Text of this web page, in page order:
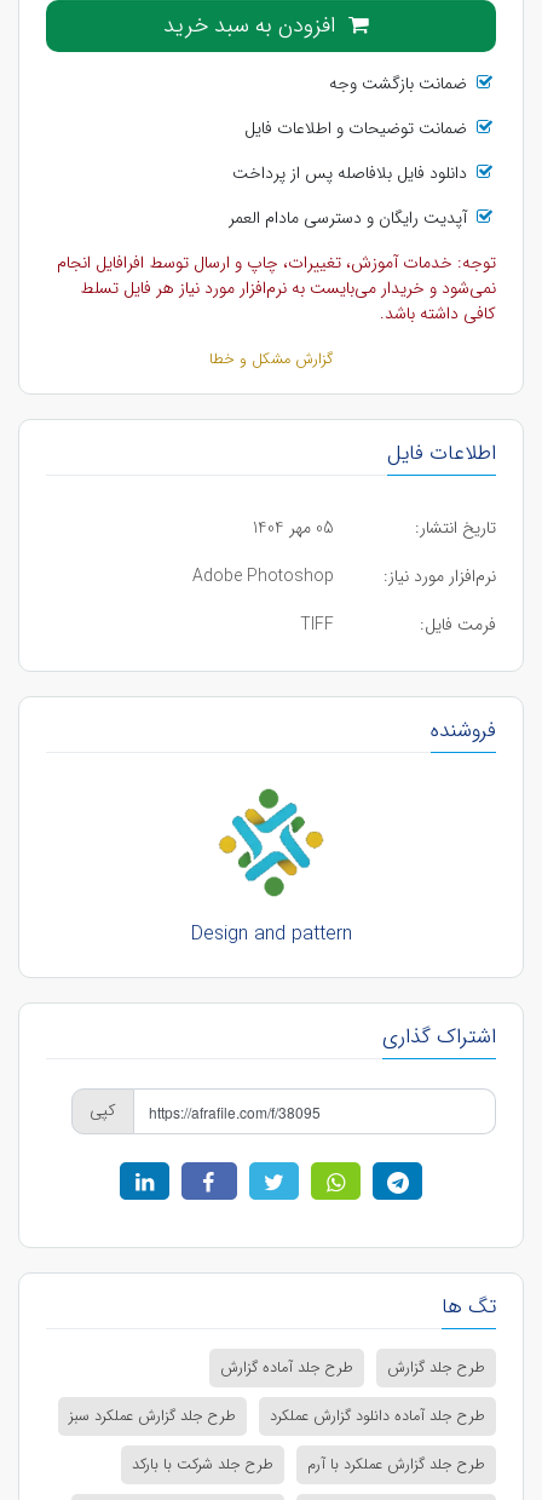
افزودن به سبد خرید
ضمانت بازگشت وجه
ضمانت توضیحات و اطلاعات فایل
دانلود فایل بلافاصله پس از پرداخت
آپدیت رایگان و دسترسی مادام العمر
توجه: خدمات آموزش، تغییرات، چاپ و ارسال توسط افرافایل انجام
نمی‌شود و خریدار می‌بایست به نرم‌افزار مورد نیاز هر فایل تسلط
کافی داشته باشد.
گزارش مشکل و خطا
اطلاعات فایل
تاریخ انتشار:
05 مهر 1404
نرم‌افزار مورد نیاز:
Adobe Photoshop
فرمت فایل:
TIFF
فروشنده
Design and pattern
اشتراک گذاری
کپی
تگ ها
طرح جلد گزارش
طرح جلد آماده گزارش
طرح جلد آماده دانلود گزارش عملکرد
طرح جلد گزارش عملکرد سبز
طرح جلد گزارش عملکرد با آرم
طرح جلد شرکت با بارکد